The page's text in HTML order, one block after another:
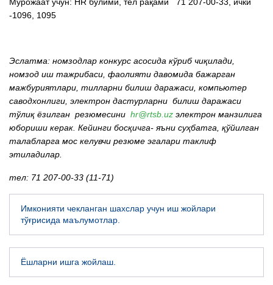
Мурожаат учун: HR бўлими, тел рақами 71 207-00-33, ички
-1096, 1095
Эслатма: номзодлар конкурс асосида кўриб чиқилади,
номзод иш тажрибаси, фаолияти давомида бажарган
мажбуриятлари, тилларни билиш даражаси, компьютер
саводхонлиги, электрон дастурларни билиш даражаси
тўлиқ ёзилган резюмесини hr@rtsb.uz электрон манзилига
юбориши керак. Кейинги босқичга- яъни суҳбатга, қўйилган
талабларга мос келувчи резюме эгалари таклиф
этиладилар.
тел: 71 207-00-33 (11-71)
Имконияти чекланган шахслар учун иш жойлари
тўғрисида маълумотлар.
Ёшларни ишга жойлаш.